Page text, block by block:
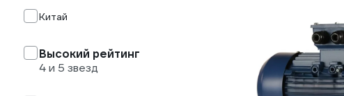
Китай
Высокий рейтинг
4 и 5 звезд